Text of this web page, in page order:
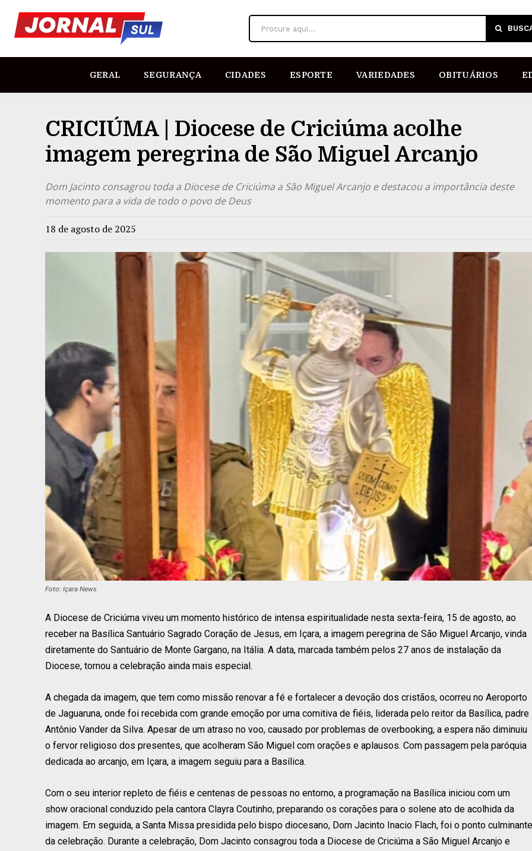
Procure aqui...
GERAL SEGURANÇA CIDADES ESPORTE VARIEDADES OBITUÁRIOS
CRICIÚMA | Diocese de Criciúma acolhe
imagem peregrina de São Miguel Arcanjo
Dom Jacinto consagrou toda a Diocese de Criciúma a São Miguel Arcanjo e destacou a importância deste
momento para a vida de todo o povo de Deus
18 de agosto de 2025
Foto: Içara News
A Diocese de Criciúma viveu um momento histórico de intensa espiritualidade nesta sexta-feira, 15 de agosto, ao
receber na Basílica Santuário Sagrado Coração de Jesus, em Içara, a imagem peregrina de São Miguel Arcanjo, vinda
diretamente do Santuário de Monte Gargano, na Itália. A data, marcada também pelos 27 anos de instalação da
Diocese, tornou a celebração ainda mais especial.
A chegada da imagem, que tem como missão renovar a fé e fortalecer a devoção dos cristãos, ocorreu no Aeroporto
de Jaguaruna, onde foi recebida com grande emoção por uma comitiva de fiéis, liderada pelo reitor da Basílica, padre
Antônio Vander da Silva. Apesar de um atraso no voo, causado por problemas de overbooking, a espera não diminuiu
o fervor religioso dos presentes, que acolheram São Miguel com orações e aplausos. Com passagem pela paróquia
dedicada ao arcanjo, em Içara, a imagem seguiu para a Basílica.
Com o seu interior repleto de fiéis e centenas de pessoas no entorno, a programação na Basílica iniciou com um
show oracional conduzido pela cantora Clayra Coutinho, preparando os corações para o solene ato de acolhida da
imagem. Em seguida, a Santa Missa presidida pelo bispo diocesano, Dom Jacinto Inacio Flach, foi o ponto culminante
da celebração. Durante a celebração, Dom Jacinto consagrou toda a Diocese de Criciúma a São Miguel Arcanjo e